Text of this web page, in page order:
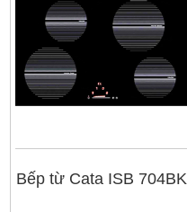
Bếp từ Cata ISB 704BK